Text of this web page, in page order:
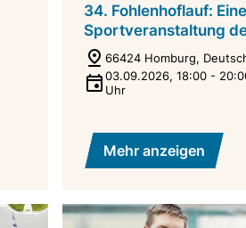
34. Fohlenhoflauf:
Sportveranstaltung
66424 Homburg,
03.09.2026, 18:00 -
Uhr
Mehr anzeigen